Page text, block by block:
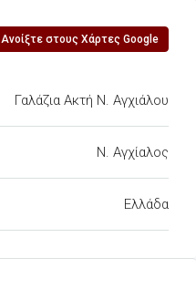
Ανοίξτε στους Χάρτες Google
Γαλάζια Ακτή Ν. Αγχιάλου
Ν. Αγχίαλος
Ελλάδα